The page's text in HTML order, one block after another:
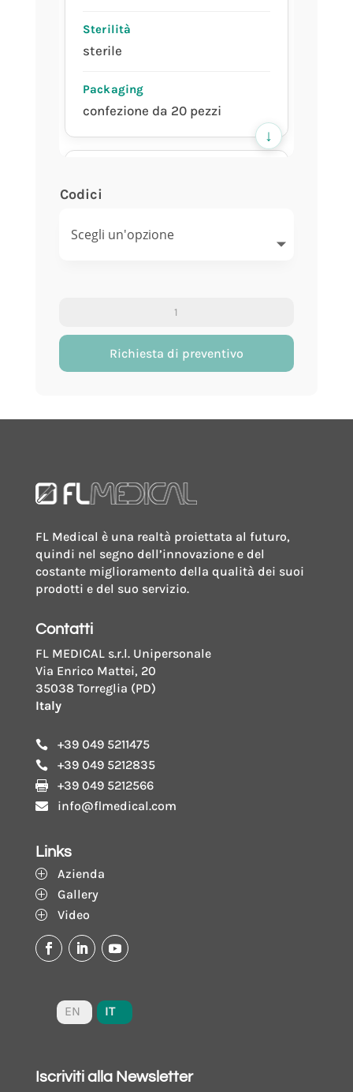
sterile
confezione da 20 pezzi
29152
prodotta in camera bianca
ISO 6
29162
ø 90 mm,
H 16,2 mm
sterile
confezione da 20 pezzi
↓
Codici
senza
Richiesta di preventivo
FL Medical è una realtà proiettata al futuro,
quindi nel segno dell’innovazione e del
costante miglioramento della qualità dei suoi
prodotti e del suo servizio.
Contatti
FL MEDICAL s.r.l. Unipersonale
Via Enrico Mattei, 20
35038 Torreglia (PD)
Italy
 +39 049 5211475
 +39 049 5212835
 +39 049 5212566
 info@flmedical.com
Links
P Azienda
P Gallery
P Video
EN IT
Iscriviti alla Newsletter